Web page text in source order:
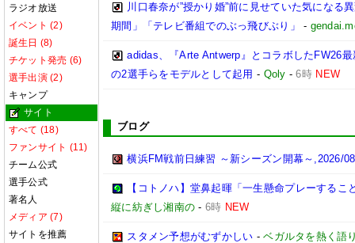
ラジオ放送
イベント (2)
誕生日 (8)
チケット発売 (6)
選手出演 (2)
キャンプ
サイト
すべて (18)
ファンサイト (11)
チーム公式
選手公式
著名人
メディア (7)
サイトを推薦
川口春奈が”授かり婚”前に見せていた気になる
期間」「テレビ番組でのぶっ飛びぶり」
-
adidas、『Arte Antwerp』とコラボしたFW26
の2選手らをモデルとして起用 - Qoly -6時 NEW
ブログ
横浜FM戦前日練習 ～新シーズン開幕～,2026/
【コトノハ】堂鼻起暉「一生懸命プレーする
縦に紡ぎし湘南の - 6時 NEW
スタメン予想がむずかしい -ベガルタを熱く語